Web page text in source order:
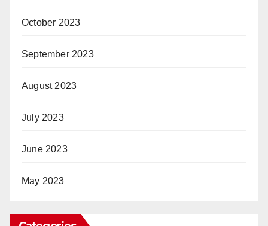
October 2023
September 2023
August 2023
July 2023
June 2023
May 2023